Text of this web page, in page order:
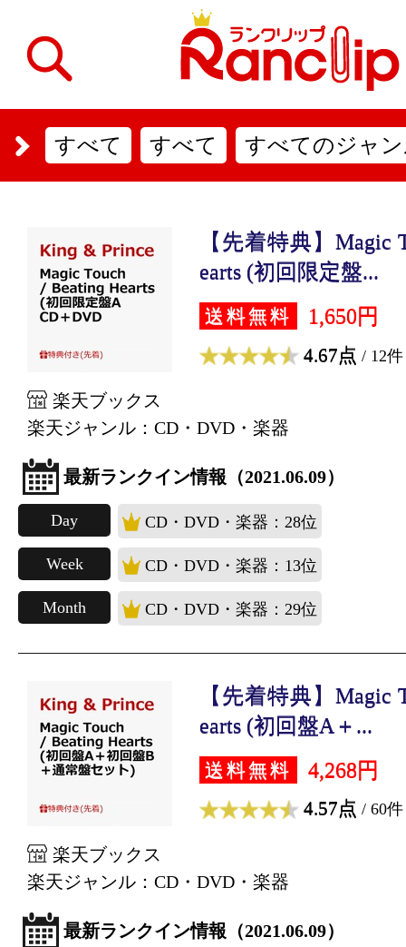
すべて すべて すべてのジャ
【先着特典】Magic
earts (初回限定盤...
送料無料 1,650円
4.67点 / 12件
楽天ブックス
楽天ジャンル：CD・DVD・楽器
最新ランクイン情報（2021.06.09）
Day CD・DVD・楽器：28位
Week CD・DVD・楽器：13位
Month CD・DVD・楽器：29位
【先着特典】Magic
earts (初回盤A＋...
送料無料 4,268円
4.57点 / 60件
楽天ブックス
楽天ジャンル：CD・DVD・楽器
最新ランクイン情報（2021.06.09）